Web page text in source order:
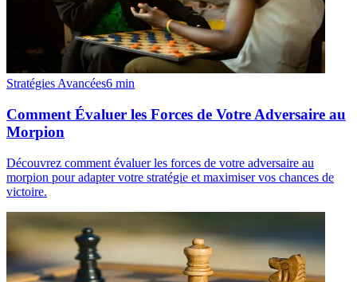
Stratégies Avancées6 min
Comment Évaluer les Forces de Votre Adversaire au
Morpion
Découvrez comment évaluer les forces de votre adversaire au
morpion pour adapter votre stratégie et maximiser vos chances de
victoire.